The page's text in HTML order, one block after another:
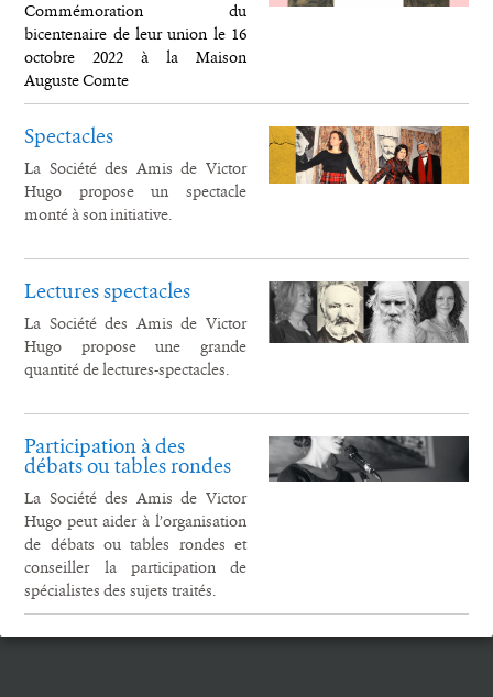
Commémoration du
bicentenaire de leur union le 16
octobre 2022 à la Maison
Auguste Comte
Spectacles
La Société des Amis de Victor
Hugo propose un spectacle
monté à son initiative.
Lectures spectacles
La Société des Amis de Victor
Hugo propose une grande
quantité de lectures-spectacles.
Participation à des
débats ou tables rondes
La Société des Amis de Victor
Hugo peut aider à l’organisation
de débats ou tables rondes et
conseiller la participation de
spécialistes des sujets traités.